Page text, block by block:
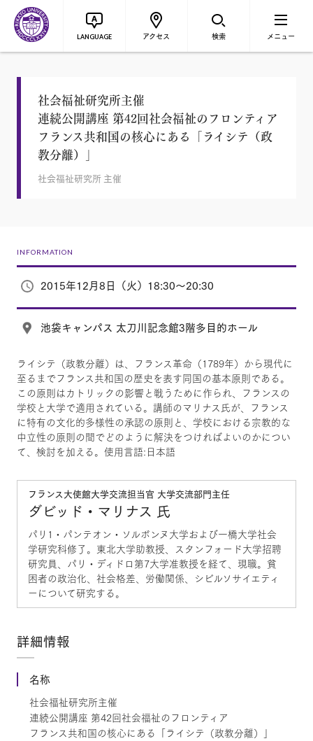
LANGUAGE アクセス 検索 メニュー
社会福祉研究所主催
連続公開講座 第42回社会福祉のフロンティア
フランス共和国の核心にある「ライシテ（政
教分離）」
社会福祉研究所 主催
INFORMATION
2015年12月8日（火）18:30～20:30
池袋キャンパス 太刀川記念館3階多目的ホール
ライシテ（政教分離）は、フランス革命（1789年）から現代に
至るまでフランス共和国の歴史を表す同国の基本原則である。
この原則はカトリックの影響と戦うために作られ、フランスの
学校と大学で適用されている。講師のマリナス氏が、フランス
に特有の文化的多様性の承認の原則と、学校における宗教的な
中立性の原則の間でどのように解決をつければよいのかについ
て、検討を加える。使用言語:日本語
フランス大使館大学交流担当官 大学交流部門主任
ダビッド・マリナス 氏
パリ1・パンテオン・ソルボンヌ大学および一橋大学社会
学研究科修了。東北大学助教授、スタンフォード大学招聘
研究員、パリ・ディドロ第7大学准教授を経て、現職。貧
困者の政治化、社会格差、労働関係、シビルソサイエティ
ーについて研究する。
詳細情報
名称
社会福祉研究所主催
連続公開講座 第42回社会福祉のフロンティア
フランス共和国の核心にある「ライシテ（政教分離）」